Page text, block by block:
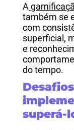
A
também se
com
superficial,
e
do tempo.
superá-